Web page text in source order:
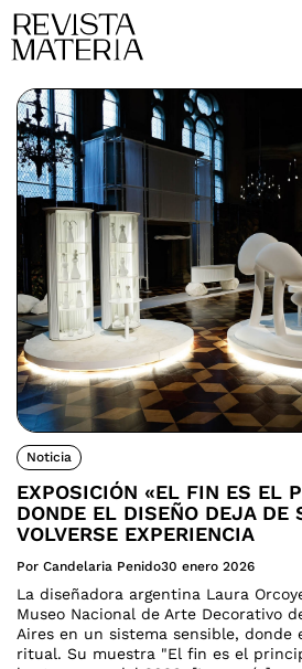
Noticia
EXPOSICIÓN «EL FIN ES EL
DONDE EL DISEÑO DEJA DE
VOLVERSE EXPERIENCIA
Por Candelaria Penido30 enero 2026
La diseñadora argentina Laura
Museo Nacional de Arte Decorativo
Aires en un sistema sensible, donde
ritual. Su muestra "El fin es el